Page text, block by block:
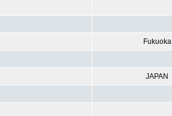
Fukuoka
JAPAN